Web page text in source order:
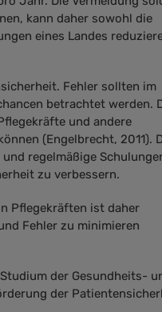
kann daher sowohl die
eines Landes
Fehler sollten im
betrachtet werden.
und andere
(Engelbrecht, 2011).
regelmäßige
zu verbessern.
Pflegekräften ist daher
Fehler zu minimieren
der Gesundheits-
der